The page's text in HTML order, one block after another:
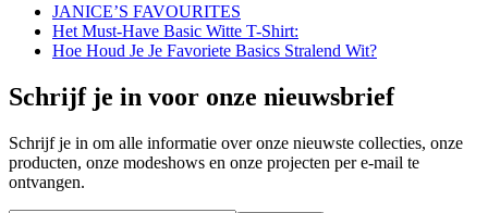
JANICE’S FAVOURITES
Het Must-Have Basic Witte T-Shirt:
Hoe Houd Je Je Favoriete Basics Stralend Wit?
Schrijf je in voor onze nieuwsbrief
Schrijf je in om alle informatie over onze nieuwste collecties, onze
producten, onze modeshows en onze projecten per e-mail te
ontvangen.